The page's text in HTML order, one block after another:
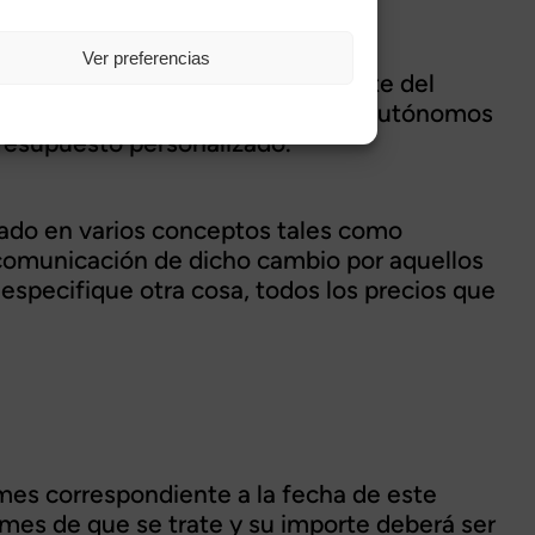
Ver preferencias
antelación y aceptación por parte del
a la web por empresas y/o autónomos
personalizado.
en varios conceptos tales como
de dicho cambio por aquellos
otra cosa, todos los precios que
correspondiente a la fecha de este
de que se trate y su importe deberá ser